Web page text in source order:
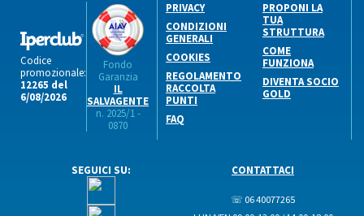
Codice
promozionale:
12265 del
6/08/2026
Fondo
Garanzia
IL
SALVAGENTE
n. 2025/1 -
0870
PRIVACY
CONDIZIONI
GENERALI
COOKIES
REGOLAMENTO
RACCOLTA
PUNTI
FAQ
PROPONI LA
TUA
STRUTTURA
COME
FUNZIONA
DIVENTA SOCIO
GOLD
SEGUICI SU: CONTATTACI
☏ 06 40077265